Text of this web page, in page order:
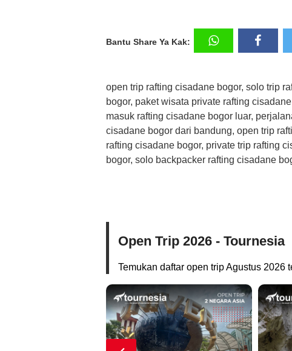
Bantu Share Ya Kak:
open trip rafting cisadane bogor, solo trip
bogor, paket wisata private rafting
masuk rafting cisadane bogor luar,
cisadane bogor dari bandung, open trip
rafting cisadane bogor, private trip rafting
bogor, solo backpacker rafting cisadane
Open Trip 2026 - Tournesia
Temukan daftar open trip Agustus 2026